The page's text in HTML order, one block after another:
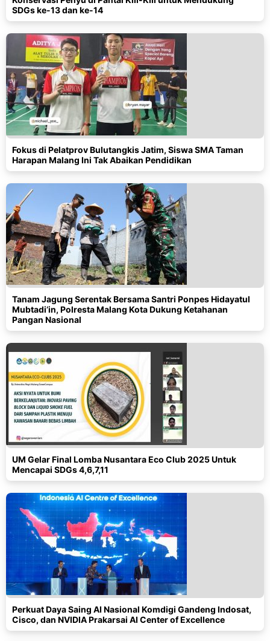
SDGs ke-13 dan ke-14
Fokus di Pelatprov Bulutangkis Jatim, Siswa SMA Taman
Harapan Malang Ini Tak Abaikan Pendidikan
Tanam Jagung Serentak Bersama Santri Ponpes Hidayatul
Mubtadi’in, Polresta Malang Kota Dukung Ketahanan
Pangan Nasional
UM Gelar Final Lomba Nusantara Eco Club 2025 Untuk
Mencapai SDGs 4,6,7,11
Perkuat Daya Saing AI Nasional Komdigi Gandeng Indosat,
Cisco, dan NVIDIA Prakarsai AI Center of Excellence